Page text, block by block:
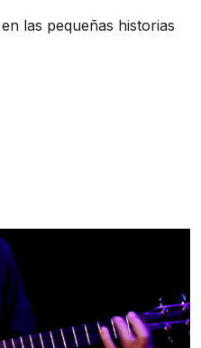
las pequeñas historias